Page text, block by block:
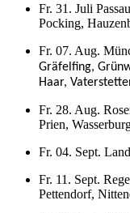
Fr. 31. Juli
Pocking,
Fr. 07. Aug.
Gräfelfing,
Haar,
Fr. 28. Aug.
Prien,
Fr. 04. Sept.
Fr. 11. Sept.
Pettendorf,